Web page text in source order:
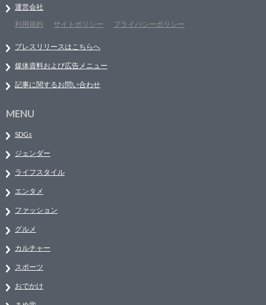
運営会社
利用規約
サイトポリシー プライバシーポリシー
プレスリリースはこちらへ
媒体資料および広告メニュー
記事に関するお問い合わせ
MENU
SDGs
ジェンダー
ライフスタイル
エンタメ
ファッション
グルメ
カルチャー
スポーツ
おでかけ